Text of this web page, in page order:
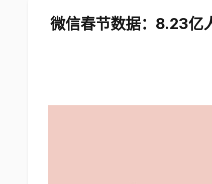
微信春节数据：8.23亿